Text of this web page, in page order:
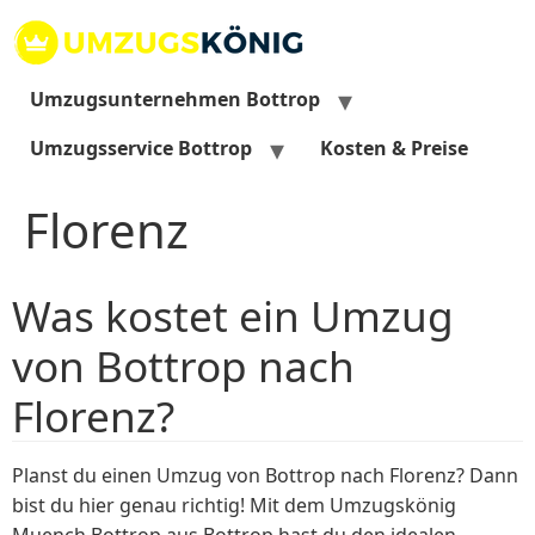
Inhalt
springen
Umzugsunternehmen Bottrop
Umzugsservice Bottrop
Kosten & Preise
Florenz
Was kostet ein Umzug
von Bottrop nach
Florenz?
Planst du einen Umzug von Bottrop nach Florenz? Dann
bist du hier genau richtig! Mit dem Umzugskönig